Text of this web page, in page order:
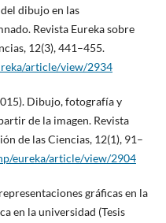
dibujo en las
Revista Eureka sobre
12(3), 441–455.
article/view/2934
Dibujo, fotografía y
de la imagen. Revista
de las Ciencias, 12(1), 91–
eureka/article/view/2904
gráficas en la
en la universidad (Tesis